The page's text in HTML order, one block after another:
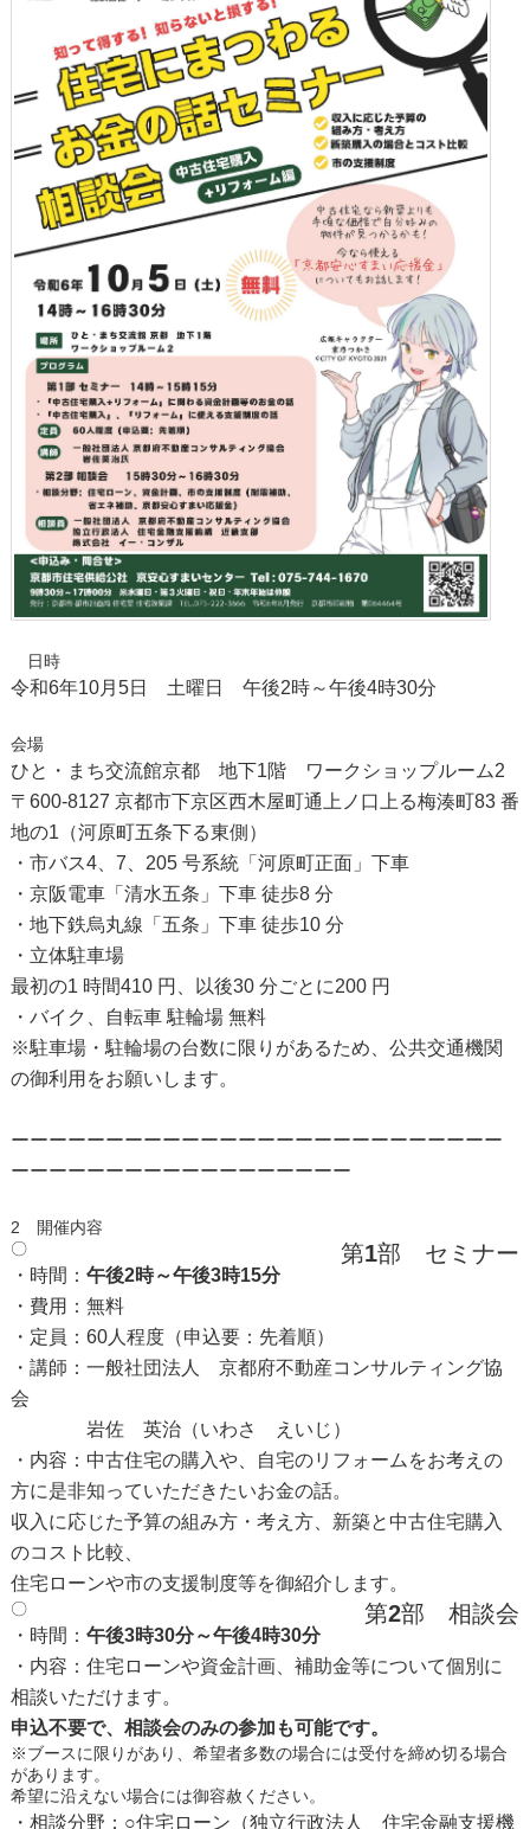
日時
令和6年10月5日 土曜日 午後2時～午後4時30分
会場
ひと・まち交流館京都 地下1階 ワークショップルーム2
〒600-8127 京都市下京区西木屋町通上ノ口上る梅湊町83 番
地の1（河原町五条下る東側）
・市バス4、7、205 号系統「河原町正面」下車
・京阪電車「清水五条」下車 徒歩8 分
・地下鉄烏丸線「五条」下車 徒歩10 分
・立体駐車場
最初の1 時間410 円、以後30 分ごとに200 円
・バイク、自転車 駐輪場 無料
※駐車場・駐輪場の台数に限りがあるため、公共交通機関
の御利用をお願いします。
ーーーーーーーーーーーーーーーーーーーーーーーーーー
ーーーーーーーーーーーーーーーーーー
2 開催内容
〇
第1部 セミナー
・時間： 午後2時～午後3時15分
・費用：無料
・定員：60人程度（申込要：先着順）
・講師：一般社団法人 京都府不動産コンサルティング協
会
岩佐 英治（いわさ えいじ）
・内容：中古住宅の購入や、自宅のリフォームをお考えの
方に是非知っていただきたいお金の話。
収入に応じた予算の組み方・考え方、新築と中古住宅購入
のコスト比較、
住宅ローンや市の支援制度等を御紹介します。
〇 第2部 相談会
・時間： 午後3時30分～午後4時30分
・内容：住宅ローンや資金計画、補助金等について個別に
相談いただけます。
申込不要で、相談会のみの参加も可能です。
※ブースに限りがあり、希望者多数の場合には受付を締め切る場合
があります。
希望に沿えない場合には御容赦ください。
・相談分野：○住宅ローン（独立行政法人 住宅金融支援機